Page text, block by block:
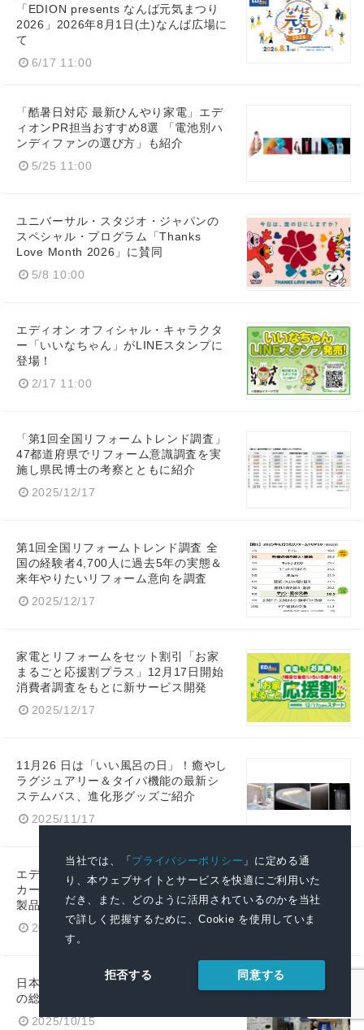
当社では、「プライバシーポリシー 」に定める通
り、本ウェブサイトとサービスを快適にご利用いた
だき、また、どのように活用されているのかを当社
で詳しく把握するために、Cookie を使用していま
す。
拒否する 同意する
「EDION presents なんば元気まつり
2026」2026年8月1日(土)なんば広場に
て
6/17 11:00
「酷暑日対応 最新ひんやり家電」エデ
ィオンPR担当おすすめ8選 「電池別ハ
ンディファンの選び方」も紹介
5/25 11:00
ユニバーサル・スタジオ・ジャパンの
スペシャル・プログラム「Thanks
Love Month 2026」に賛同
5/8 10:00
エディオン オフィシャル・キャラクタ
ー「いいなちゃん」がLINEスタンプに
登場！
2/17 11:00
「第1回全国リフォームトレンド調査」
47都道府県でリフォーム意識調査を実
施し県民博士の考察とともに紹介
2025/12/17
第1回全国リフォームトレンド調査 全
国の経験者4,700人に過去5年の実態＆
来年やりたいリフォーム意向を調査
2025/12/17
家電とリフォームをセット割引「お家
まるごと応援割プラス」12月17日開始
消費者調査をもとに新サービス開発
2025/12/17
11月26 日は「いい風呂の日」！癒やし
ラグジュアリー＆タイパ機能の最新シ
ステムバス、進化形グッズご紹介
2025/11/17
エディオン、家電量販店業界初のメー
カー横断型「全額返金保証」を開始～
製品選びの失敗解消へ～
2025/11/5
日本最大級のデジタルイノベーション
の総合展「CEATEC 2025」に初出展
2025/10/15